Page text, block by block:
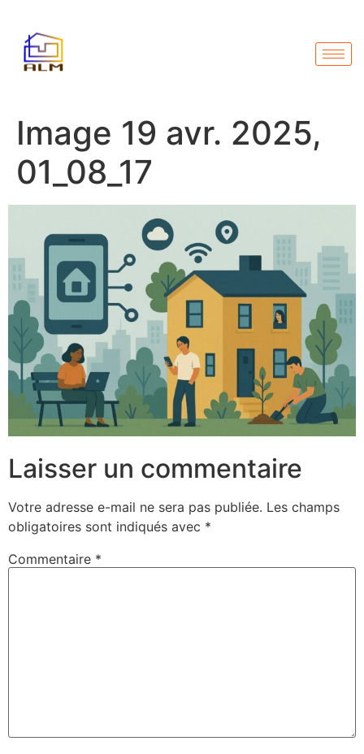
Image 19 avr. 2025,
01_08_17
Laisser un commentaire
Votre adresse e-mail ne sera pas publiée. Les champs
obligatoires sont indiqués avec *
Commentaire *